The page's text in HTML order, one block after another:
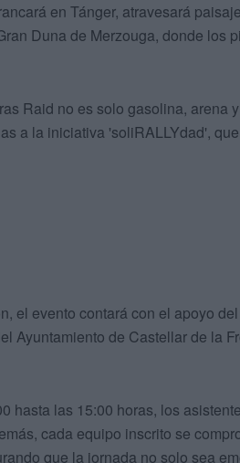
en Tánger, atravesará
Duna de Merzouga, donde los
Raid no es solo gasolina, arena
a la iniciativa 'soliRALLYdad',
el evento contará con el apoyo
Ayuntamiento de Castellar de la
hasta las 15:00 horas, los
cada equipo inscrito se
que la jornada no solo sea